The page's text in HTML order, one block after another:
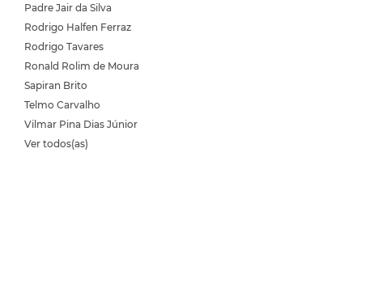
Padre Jair da Silva
Rodrigo Halfen Ferraz
Rodrigo Tavares
Ronald Rolim de Moura
Sapiran Brito
Telmo Carvalho
Vilmar Pina Dias Júnior
Ver todos(as)